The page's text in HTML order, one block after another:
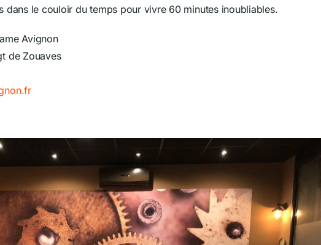
dans le couloir du temps pour vivre 60 minutes inoubliables.
Avignon
de Zouaves